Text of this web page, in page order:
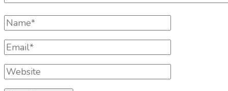
Full
Name
Email
Website